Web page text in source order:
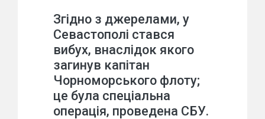
Згідно з джерелами, у
Севастополі стався
вибух, внаслідок якого
загинув капітан
Чорноморського флоту;
це була спеціальна
операція, проведена СБУ.